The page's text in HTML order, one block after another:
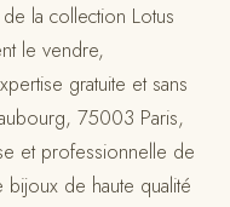
la collection Lotus
le vendre,
gratuite et sans
75003 Paris,
et professionnelle de
de haute qualité